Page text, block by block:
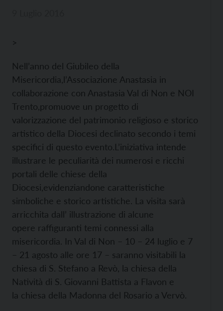
>
Nell’anno del Giubileo della
Misericordia,l’Associazione Anastasia in
collaborazione con Anastasia Val di Non e NOI
Trento,promuove un progetto di
valorizzazione del patrimonio religioso e storico
artistico della Diocesi declinato secondo i temi
specifici di questo evento.L’iniziativa intende
illustrare le peculiarità dei numerosi e ricchi
portali delle chiese della
Diocesi,evidenziandone caratteristiche
simboliche e storico artistiche. La visita sarà
arricchita dall’ illustrazione di alcune
opere raffiguranti temi connessi alla
misericordia. In Val di Non – 10 – 24 luglio e 7
– 21 agosto alle ore 17 – saranno visitabili la
chiesa di S. Stefano a Revò, la chiesa della
Natività di S. Giovanni Battista a Flavon e
la chiesa della Madonna del Rosario a Vervò.